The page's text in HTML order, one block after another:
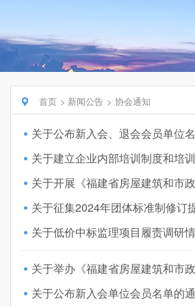
首页 新闻公告 协会通知
关于公布新入会、退会会员单位
关于建立企业内部培训制度和培
关于征集2024年团体标准制修订
关于低价中标监理项目履责调研
关于公布新入会单位会员名单的